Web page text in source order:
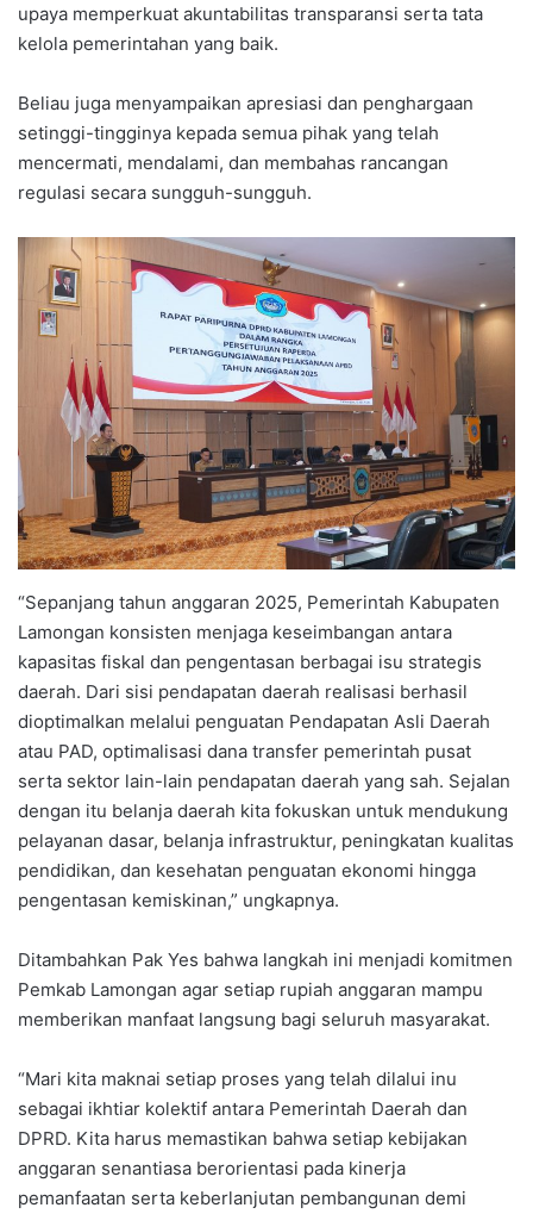
upaya memperkuat akuntabilitas transparansi serta tata
kelola pemerintahan yang baik.
Beliau juga menyampaikan apresiasi dan penghargaan
setinggi-tingginya kepada semua pihak yang telah
mencermati, mendalami, dan membahas rancangan
regulasi secara sungguh-sungguh.
“Sepanjang tahun anggaran 2025, Pemerintah Kabupaten
Lamongan konsisten menjaga keseimbangan antara
kapasitas fiskal dan pengentasan berbagai isu strategis
daerah. Dari sisi pendapatan daerah realisasi berhasil
dioptimalkan melalui penguatan Pendapatan Asli Daerah
atau PAD, optimalisasi dana transfer pemerintah pusat
serta sektor lain-lain pendapatan daerah yang sah. Sejalan
dengan itu belanja daerah kita fokuskan untuk mendukung
pelayanan dasar, belanja infrastruktur, peningkatan kualitas
pendidikan, dan kesehatan penguatan ekonomi hingga
pengentasan kemiskinan,” ungkapnya.
Ditambahkan Pak Yes bahwa langkah ini menjadi komitmen
Pemkab Lamongan agar setiap rupiah anggaran mampu
memberikan manfaat langsung bagi seluruh masyarakat.
“Mari kita maknai setiap proses yang telah dilalui inu
sebagai ikhtiar kolektif antara Pemerintah Daerah dan
DPRD. Kita harus memastikan bahwa setiap kebijakan
anggaran senantiasa berorientasi pada kinerja
pemanfaatan serta keberlanjutan pembangunan demi